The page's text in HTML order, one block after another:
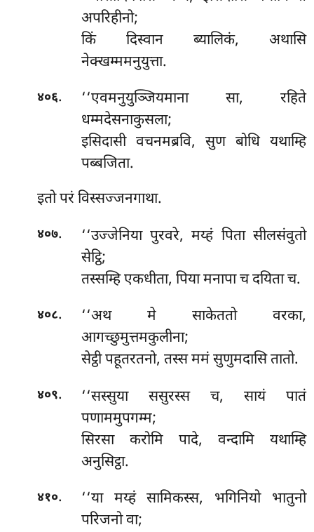
अपरिहीनो;
किं दिस्वान ब्यालिकं, अथासि
नेक्खम्ममनुयुत्ता.
४०६.
‘‘एवमनुयुञ्जियमाना सा, रहिते
धम्मदेसनाकुसला;
इसिदासी वचनमब्रवि, सुण बोधि यथाम्हि
पब्बजिता.
इतो परं विस्सज्जनगाथा.
४०७. ‘‘उज्जेनियापुरवरे, मय्हं पिता सीलसंवुतो
सेट्ठि;
तस्सम्हि एकधीता, पिया मनापा च दयिता च.
४०८.
‘‘अथ मे साकेततो वरका,
आगच्छुमुत्तमकुलीना;
सेट्ठी पहूतरतनो, तस्स ममं सुणुमदासि तातो.
४०९.
‘‘सस्सुया ससुरस्स च, सायं पातं
पणाममुपगम्म;
सिरसा करोमि पादे, वन्दामि यथाम्हि
अनुसिट्ठा.
४१०.
‘‘या मय्हं सामिकस्स, भगिनियो भातुनो
परिजनो वा;